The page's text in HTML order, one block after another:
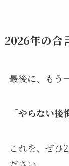
2026年の合
最後に、もう
「やらない後
これを、ぜひ